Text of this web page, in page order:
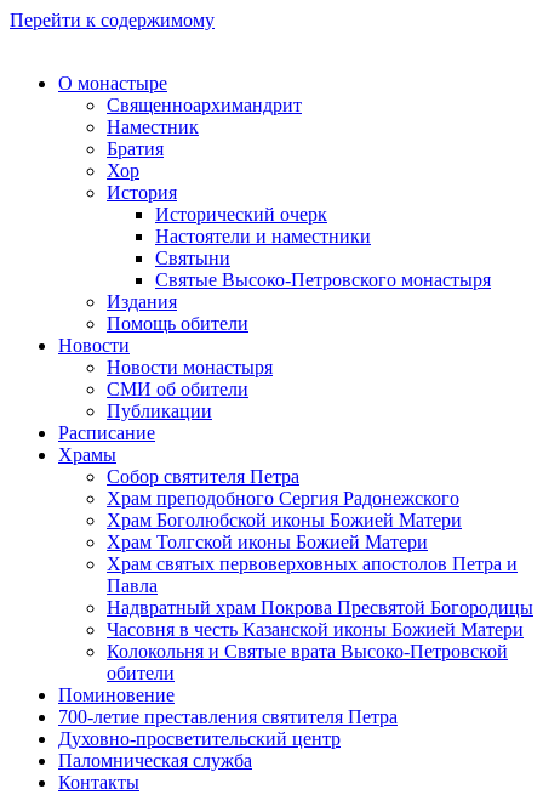
Перейти к содержимому
О монастыре
Священноархимандрит
Наместник
Братия
Хор
История
Исторический очерк
Настоятели и наместники
Святыни
Святые Высоко-Петровского монастыря
Издания
Помощь обители
Новости
Новости монастыря
СМИ об обители
Публикации
Расписание
Храмы
Собор святителя Петра
Храм преподобного Сергия Радонежского
Храм Боголюбской иконы Божией Матери
Храм Толгской иконы Божией Матери
Храм святых первоверховных апостолов Петра и
Павла
Надвратный храм Покрова Пресвятой Богородицы
Часовня в честь Казанской иконы Божией Матери
Колокольня и Святые врата Высоко-Петровской
обители
Поминовение
700-летие преставления святителя Петра
Духовно-просветительский центр
Паломническая служба
Контакты